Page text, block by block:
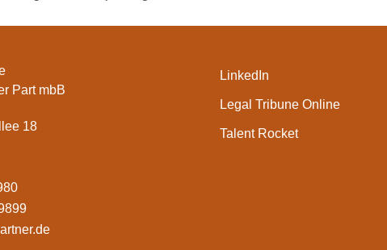
Part mbB
18
LinkedIn
Legal Tribune Online
Talent Rocket